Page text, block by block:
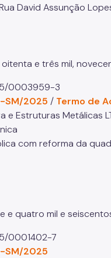
David Assunção
e três mil,
0003959-3
SM/2025 / Termo de
e Estruturas Metálicas
com reforma da
e quatro mil e
0001402-7
SM/2025